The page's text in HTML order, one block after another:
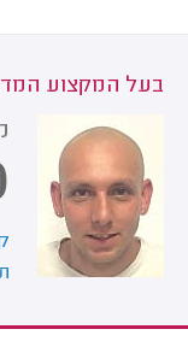
בעל המקצוע